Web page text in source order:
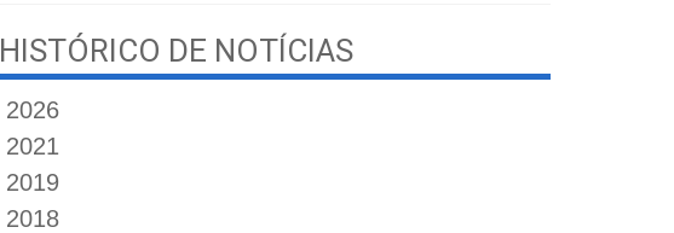
HISTÓRICO DE NOTÍCIAS
2026
2021
2019
2018